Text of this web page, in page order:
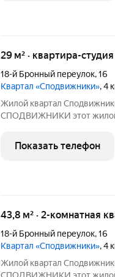
29 м² · квартира-
18-й Бронный переулок,16
Квартал «Сподвижники», 4
Жилой квартал
СПОДВИЖНИКИ этот жилой комплекс класса «комфорт» вдали
инфраструктурой.
домов-секций разной
Показать телефон
43,8 м² · 2-комнатная
18-й Бронный переулок,16
Квартал «Сподвижники», 4
Жилой квартал